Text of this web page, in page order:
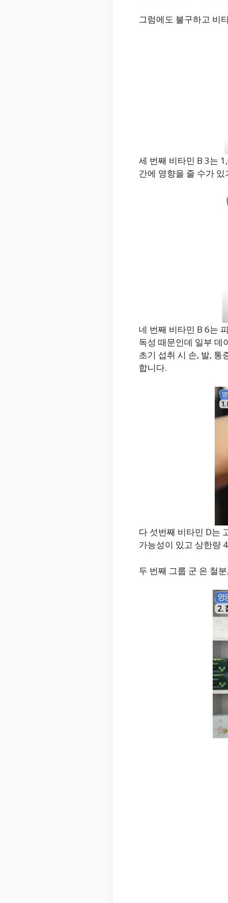
그럼에도 불구하고 비
세 번째 비타민 B 3는
간에 영향을 줄 수가
네 번째 비타민 B 6는
독성 때문인데 일부 데
초기 섭취 시 손, 발, 통
합니다.
다 섯번째 비타민 D는
가능성이 있고 상한량
두 번째 그룹 군 은 철